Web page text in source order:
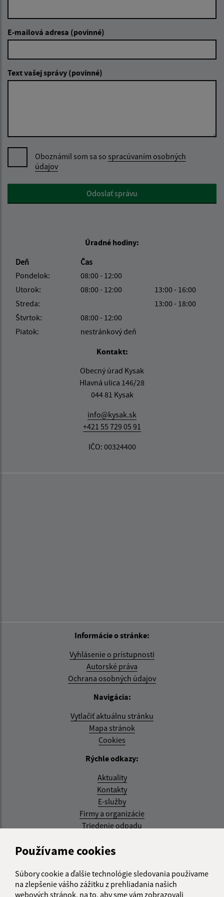
Používame cookies
Súbory cookie a ďalšie technológie sledovania používame
na zlepšenie vášho zážitku z prehliadania našich
webových stránok, na to, aby sme vám zobrazovali
E-mailová adresa (povinné)
Text vašej správy (povinné)
Oboznámil som sa so spracúvaním osobných
údajov
Google reCaptcha ResponseOdoslať správu
Úradné hodiny:
Deň
Čas
Pondelok:
08:00 - 12:00
Utorok:
08:00 - 12:00
13:00 - 16:00
Streda:
13:00 - 18:00
Štvrtok:
08:00 - 12:00
Piatok:
nestránkový deň
Kontakt:
Obecný úrad Kysak
Hlavná ulica 146/28
044 81 Kysak
info@kysak.sk
+421 55 729 05 91
IČO: 00324400
Informácie o stránke:
Vyhlásenie o prístupnosti
Autorské práva
Ochrana osobných údajov
Navigácia:
Vytlačiť aktuálnu stránku
Mapa stránok
Cookies
Rýchle odkazy:
Aktuality
Kontakty
E-služby
Firmy a organizácie
Triedenie odpadu
Aktualizované:
RSS